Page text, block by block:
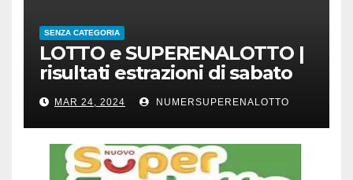
SENZA CATEGORIA
LOTTO e SUPERENALOTTO |
risultati estrazioni di sabato
23 marzo 2024
MAR 24, 2024 NUMERSUPERENALOTTO